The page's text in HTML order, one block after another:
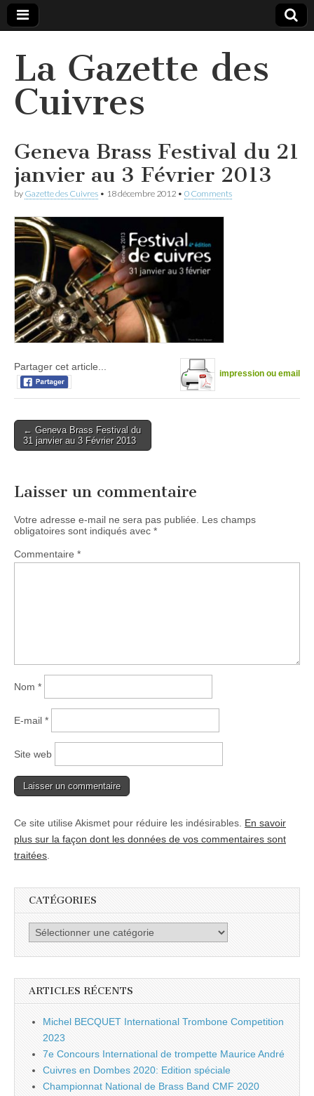
La Gazette des
Cuivres
Geneva Brass Festival du 21
janvier au 3 Février 2013
by Gazette des Cuivres • 18 décembre 2012 • 0 Comments
impression ou email
Partager cet article...
Post
navigation
← Geneva Brass Festival du
31 janvier au 3 Février 2013
Laisser un commentaire
Votre adresse e-mail ne sera pas publiée.
Les champs
obligatoires sont indiqués avec *
Commentaire *
Nom *
E-mail *
Site web
Ce site utilise Akismet pour réduire les indésirables. En savoir
plus sur la façon dont les données de vos commentaires sont
traitées
CATÉGORIES
Catégories
ARTICLES RÉCENTS
Michel BECQUET International Trombone Competition
2023
7e Concours International de trompette Maurice André
Cuivres en Dombes 2020: Edition spéciale
Championnat National de Brass Band CMF 2020